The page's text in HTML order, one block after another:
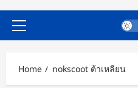
Primary
Home nokscoot ต้าเหลียน